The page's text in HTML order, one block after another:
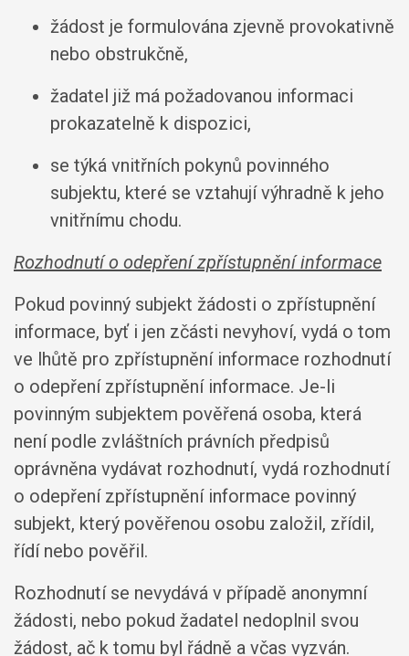
žádost je formulována zjevně provokativně
nebo obstrukčně,
žadatel již má požadovanou informaci
prokazatelně k dispozici,
se týká vnitřních pokynů povinného
subjektu, které se vztahují výhradně k jeho
vnitřnímu chodu.
Rozhodnutí o odepření zpřístupnění informace
Pokud povinný subjekt žádosti o zpřístupnění
informace, byť i jen zčásti nevyhoví, vydá o tom
ve lhůtě pro zpřístupnění informace rozhodnutí
o odepření zpřístupnění informace. Je-li
povinným subjektem pověřená osoba, která
není podle zvláštních právních předpisů
oprávněna vydávat rozhodnutí, vydá rozhodnutí
o odepření zpřístupnění informace povinný
subjekt, který pověřenou osobu založil, zřídil,
řídí nebo pověřil.
Rozhodnutí se nevydává v případě anonymní
žádosti, nebo pokud žadatel nedoplnil svou
žádost, ač k tomu byl řádně a včas vyzván.